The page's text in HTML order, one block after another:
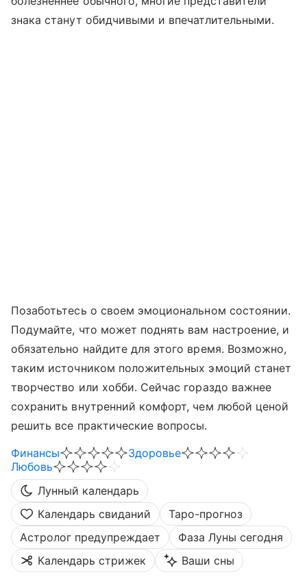
знака станут обидчивыми и впечатлительными.
Позаботьтесь о своем эмоциональном состоянии.
Подумайте, что может поднять вам настроение, и
обязательно найдите для этого время. Возможно,
таким источником положительных эмоций станет
творчество или хобби. Сейчас гораздо важнее
сохранить внутренний комфорт, чем любой ценой
решить все практические вопросы.
Финансы
Здоровье
Любовь
Лунный календарь
Календарь свиданий
Таро-прогноз
Астролог предупреждает
Фаза Луны сегодня
Календарь стрижек
Ваши сны